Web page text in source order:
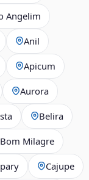
Angelim
Anil
Apicum
Aurora
Belira
Bom Milagre
Cajupe